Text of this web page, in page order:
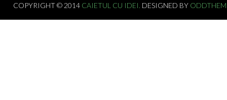
COPYRIGHT © 2014 CAIETUL CU IDEI. DESIGNED BY